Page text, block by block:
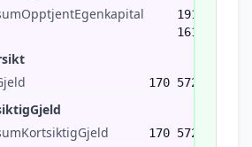
191
161
170 572
170 572